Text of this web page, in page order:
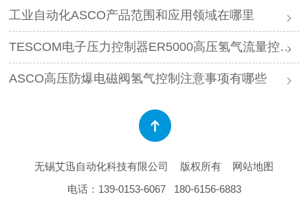
工业自动化ASCO产品范围和应用领域在哪里
TESCOM电子压力控制器ER5000高压氢气流量控制特点
ASCO高压防爆电磁阀氢气控制注意事项有哪些
无锡艾迅自动化科技有限公司 版权所有
网站地图
电话： 139-0153-6067 180-6156-6883